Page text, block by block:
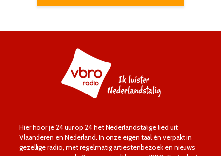
Hier hoor je 24 uur op 24 het Nederlandstalige lied uit
Vlaanderen en Nederland. In onze eigen taal én verpakt in
gezellige radio, met regelmatig artiestenbezoek en nieuws